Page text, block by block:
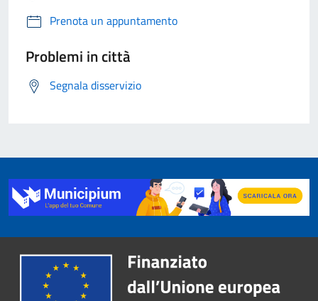
Prenota un appuntamento
Problemi in città
Segnala disservizio